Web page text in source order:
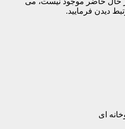
دیدن فرمایید.
ای